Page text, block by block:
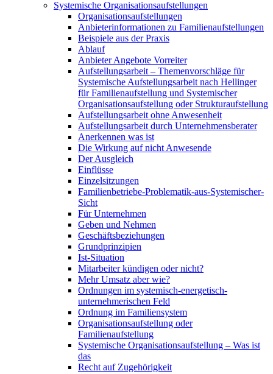
Systemische Organisationsaufstellungen
Organisationsaufstellungen
Anbieterinformationen zu Familienaufstellungen
Beispiele aus der Praxis
Ablauf
Anbieter Angebote Vorreiter
Aufstellungsarbeit – Themenvorschläge für
Systemische Aufstellungsarbeit nach Hellinger
für Familienaufstellung und Systemischer
Organisationsaufstellung oder Strukturaufstellung
Aufstellungsarbeit ohne Anwesenheit
Aufstellungsarbeit durch Unternehmensberater
Anerkennen was ist
Die Wirkung auf nicht Anwesende
Der Ausgleich
Einflüsse
Einzelsitzungen
Familienbetriebe-Problematik-aus-Systemischer-
Sicht
Für Unternehmen
Geben und Nehmen
Geschäftsbeziehungen
Grundprinzipien
Ist-Situation
Mitarbeiter kündigen oder nicht?
Mehr Umsatz aber wie?
Ordnungen im systemisch-energetisch-
unternehmerischen Feld
Ordnung im Familiensystem
Organisationsaufstellung oder
Familienaufstellung
Systemische Organisationsaufstellung – Was ist
das
Recht auf Zugehörigkeit